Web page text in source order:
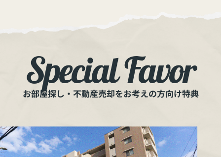
Special Favor
お部屋探し・不動産売却をお考えの方向け特典